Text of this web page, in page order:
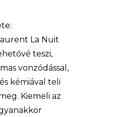
La Nuit
teszi,
vonzódással,
kémiával teli
Kiemeli az